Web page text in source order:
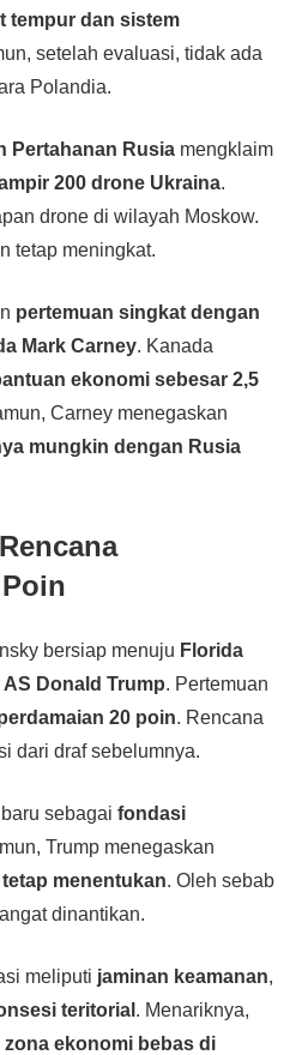
tempur dan sistem
setelah evaluasi, tidak ada
Polandia.
Pertahanan Rusiamengklaim
200 drone Ukraina.
drone di wilayah Moskow.
tetap meningkat.
pertemuan singkat dengan
Mark Carney. Kanada
ekonomi sebesar 2,5
Carney menegaskan
mungkin dengan Rusia
bersiap menuju Florida
AS Donald Trump. Pertemuan
20 poin. Rencana
dari draf sebelumnya.
sebagai fondasi
Trump menegaskan
menentukan. Oleh sebab
dinantikan.
meliputi jaminan keamanan,
teritorial . Menariknya,
zona ekonomi bebas di